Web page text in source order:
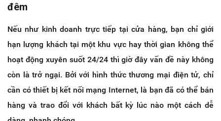
đêm
Nếu như kinh doanh trực tiếp tại cửa hàng, bạn chỉ giới
hạn lượng khách tại một khu vực hay thời gian không thể
hoạt động xuyên suốt 24/24 thì giờ đây vấn đề này không
còn là trở ngại. Bởi với hình thức thương mại điện tử, chỉ
cần có thiết bị kết nối mạng Internet, là bạn đã có thể bán
hàng và trao đổi với khách bất kỳ lúc nào một cách dễ